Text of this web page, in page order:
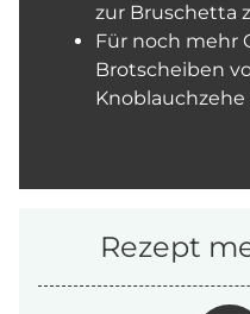
zur Bruschetta
Für noch mehr
Brotscheiben
Knoblauchzehe
Rezept